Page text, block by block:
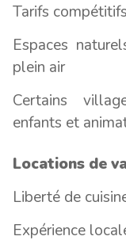
Tarifs
Espaces
plein air
Certains
enfants et
Locations de
Liberté de
Expérience